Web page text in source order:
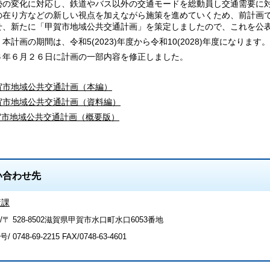
の変化に対応し、鉄道やバス以外の交通モードを総動員し交通需要
在り方などの新しい視点を加えながら施策を進めていくため、前計
、新たに「甲賀市地域公共交通計画」を策定しましたので、これを公
計画の期間は、令和5(2023)年度から令和10(2028)年度になります。
６月２６日に計画の一部内容を修正しました。
地域公共交通計画（本編）
地域公共交通計画（資料編）
地域公共交通計画（概要版）
合わせ先
〒 528-8502滋賀県甲賀市水口町水口6053番地
/ 0748-69-2215 FAX/0748-63-4601